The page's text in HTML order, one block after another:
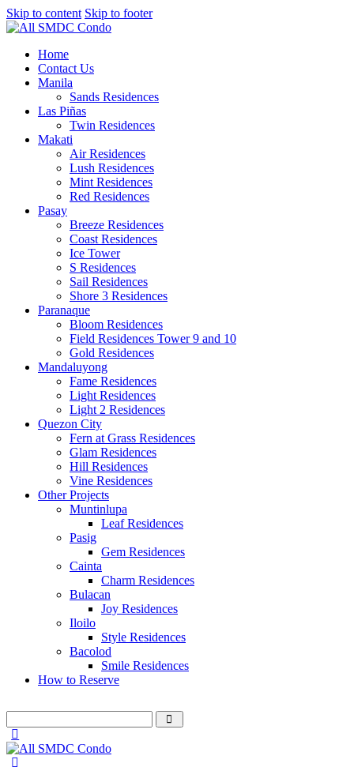
Skip to content Skip to footer
Home
Contact Us
Manila
Sands Residences
Las Piñas
Twin Residences
Makati
Air Residences
Lush Residences
Mint Residences
Red Residences
Pasay
Breeze Residences
Coast Residences
Ice Tower
S Residences
Sail Residences
Shore 3 Residences
Paranaque
Bloom Residences
Field Residences Tower 9 and 10
Gold Residences
Mandaluyong
Fame Residences
Light Residences
Light 2 Residences
Quezon City
Fern at Grass Residences
Glam Residences
Hill Residences
Vine Residences
Other Projects
Muntinlupa
Leaf Residences
Pasig
Gem Residences
Cainta
Charm Residences
Bulacan
Joy Residences
Iloilo
Style Residences
Bacolod
Smile Residences
How to Reserve